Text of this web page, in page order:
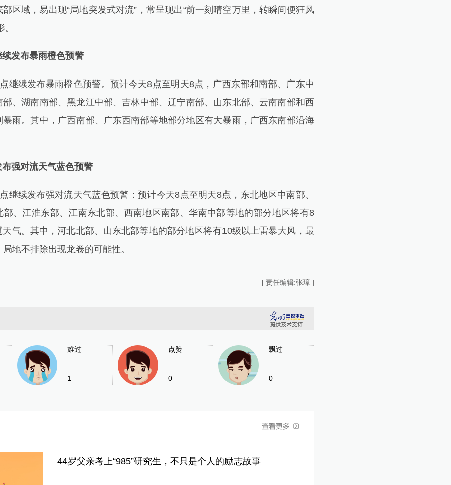
区域，易出现“局地突发式对流”，常呈现出“前一刻晴空万里，转瞬间便狂风
发布暴雨橙色预警
发布暴雨橙色预警。预计今天8点至明天8点，广西东部和南部、广东中
、湖南南部、黑龙江中部、吉林中部、辽宁南部、山东北部、云南南部和西
雨。其中，广西南部、广东西南部等地部分地区有大暴雨，广西东南部沿海
强对流天气蓝色预警
发布强对流天气蓝色预警：预计今天8点至明天8点，东北地区中南部、
部、江淮东部、江南东北部、西南地区南部、华南中部等地的部分地区将有8
气。其中，河北北部、山东北部等地的部分地区将有10级以上雷暴大风，最
地不排除出现龙卷的可能性。
[ 责任编辑:张璋 ]
难过
1
点赞
0
飘过
0
44岁父亲考上“985”研究生，不只是个人的励志故事